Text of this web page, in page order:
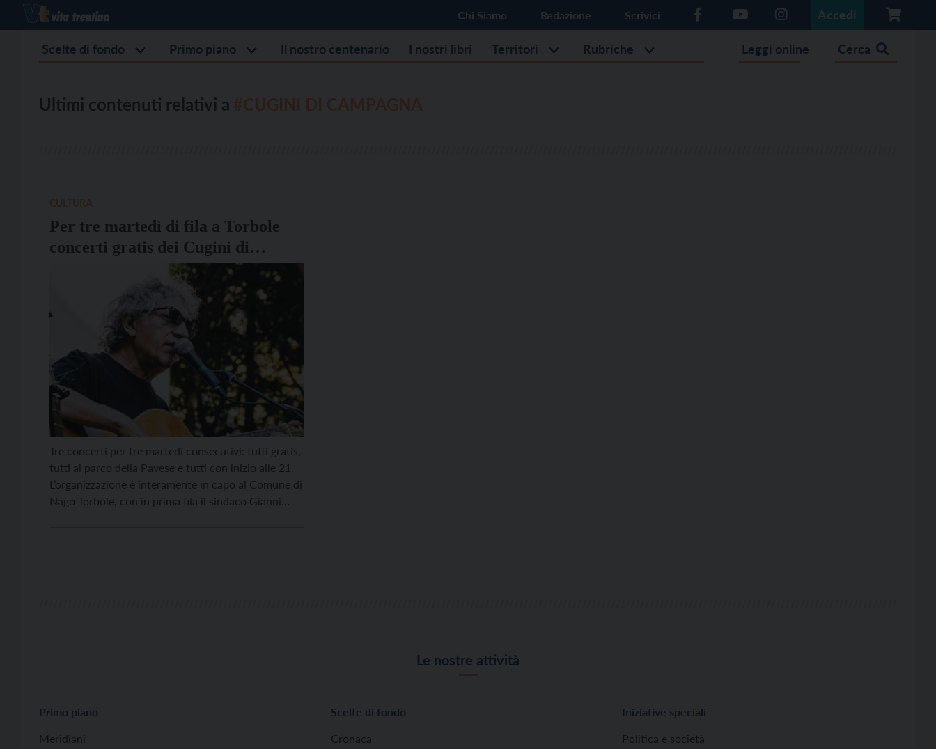
Chi Siamo Redazione Scrivici Accedi
Scelte di fondo Primo piano Il nostro centenario I nostri libri Territori Rubriche Leggi online Cerca
Ultimi contenuti relativi a
Per tre martedì di fila a Torbole
concerti gratis dei Cugini di
Campagna, Bennato e Diodato
Tre concerti per tre martedì consecutivi: tutti gratis,
tutti al parco della Pavese e tutti con inizio alle 21.
L’organizzazione è interamente in capo al Comune di
Nago Torbole, con in prima fila il sindaco Gianni
Le nostre attività
Primo piano
Meridiani
Scelte di fondo
Cronaca
Iniziative speciali
Politica e società